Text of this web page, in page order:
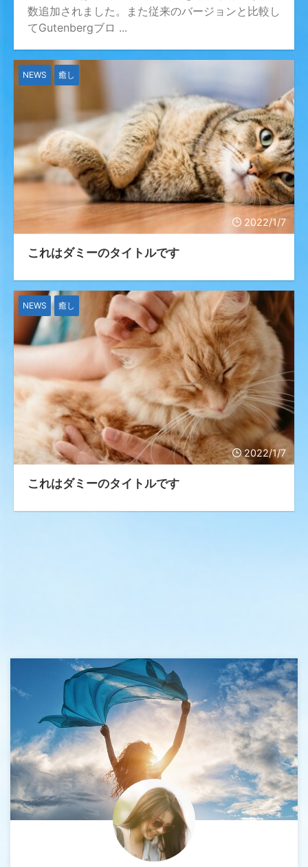
数追加されました。また従来のバージョンと比較し
てGutenbergブロ ...
2022/1/7
NEWS 癒し
これはダミーのタイトルです
2022/1/7
NEWS 癒し
これはダミーのタイトルです